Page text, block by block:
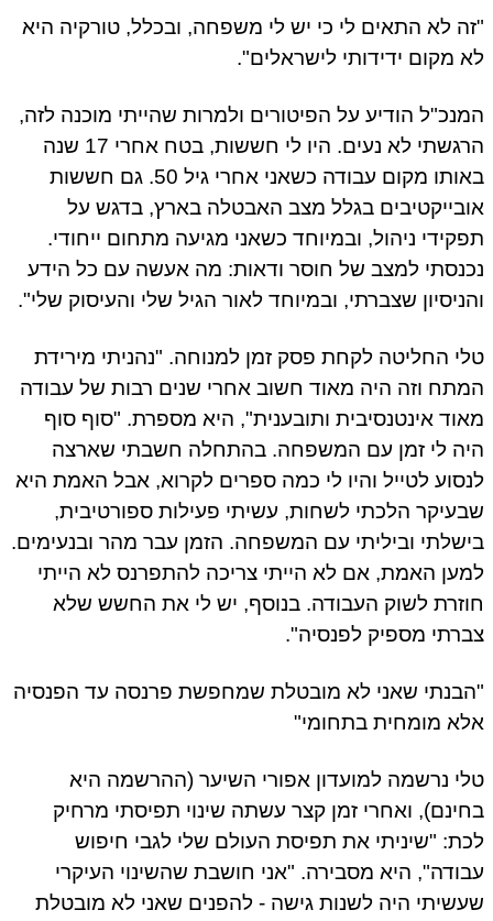
לא התאים לי כי יש לי משפחה, ובכלל, טורקיה היא
מקום ידידותי לישראלים".
הודיע על הפיטורים ולמרות שהייתי מוכנה לזה,
הרגשתי לא נעים. היו לי חששות, בטח אחרי 17 שנה
באותו מקום עבודה כשאני אחרי גיל 50. גם חששות
בגלל מצב האבטלה בארץ, בדגש על
ניהול, ובמיוחד כשאני מגיעה מתחום ייחודי.
למצב של חוסר ודאות: מה אעשה עם כל הידע
שצברתי, ובמיוחד לאור הגיל שלי והעיסוק שלי".
החליטה לקחת פסק זמן למנוחה. "נהניתי מירידת
וזה היה מאוד חשוב אחרי שנים רבות של עבודה
אינטנסיבית ותובענית", היא מספרת. "סוף סוף
לי זמן עם המשפחה. בהתחלה חשבתי שארצה
לטייל והיו לי כמה ספרים לקרוא, אבל האמת היא
הלכתי לשחות, עשיתי פעילות ספורטיבית,
וביליתי עם המשפחה. הזמן עבר מהר ובנעימים.
האמת, אם לא הייתי צריכה להתפרנס לא הייתי
לשוק העבודה. בנוסף, יש לי את החשש שלא
מספיק לפנסיה".
שאני לא מובטלת שמחפשת פרנסה עד הפנסיה
מומחית בתחומי"
נרשמה למועדון אפורי השיער (ההרשמה היא
ואחרי זמן קצר עשתה שינוי תפיסתי מרחיק
"שיניתי את תפיסת העולם שלי לגבי חיפוש
היא מסבירה. "אני חושבת שהשינוי העיקרי
היה לשנות גישה - להפנים שאני לא מובטלת